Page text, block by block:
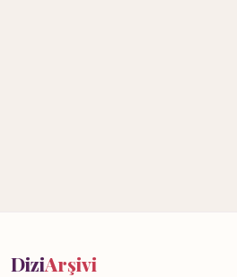
DiziArşivi